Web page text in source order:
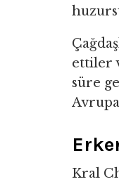
ettiler
süre
Kral